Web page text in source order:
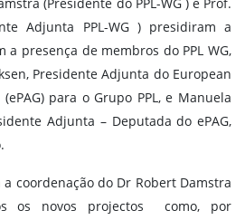
Adjunta PPL-WG ) presidiram a
a presença de membros do PPL WG,
Presidente Adjunta do European
para o Grupo PPL, e Manuela
Adjunta – Deputada do ePAG,
coordenação do Dr Robert Damstra
os novos projectos como, por